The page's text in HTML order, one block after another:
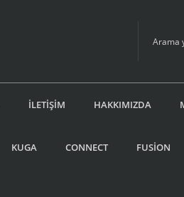
İLETİŞİM HAKKIMIZDA
KUGA CONNECT FUSİON